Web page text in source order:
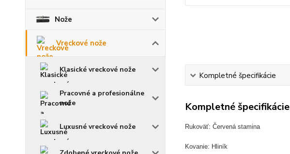
Nože
Vreckové nože
Klasické vreckové nože
Pracovné a profesionálne
nože
Luxusné vreckové nože
Kompletné špecifikácie
Kompletné špecifikácie
Rukoväť: Červená stamina
Kovanie: Hliník